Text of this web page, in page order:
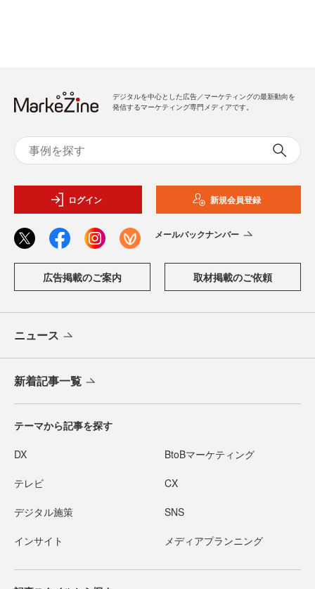
デジタルを中心とした広告／マーケティングの最新動向を
発信するマーケティング専門メディアです。
ログイン 新規会員登録
メールバックナンバー
広告掲載のご案内 取材掲載のご依頼
ニュース
新着記事一覧
テーマから記事を探す
DX BtoBマーケティング
テレビ CX
デジタル施策 SNS
インサイト メディアプランニング